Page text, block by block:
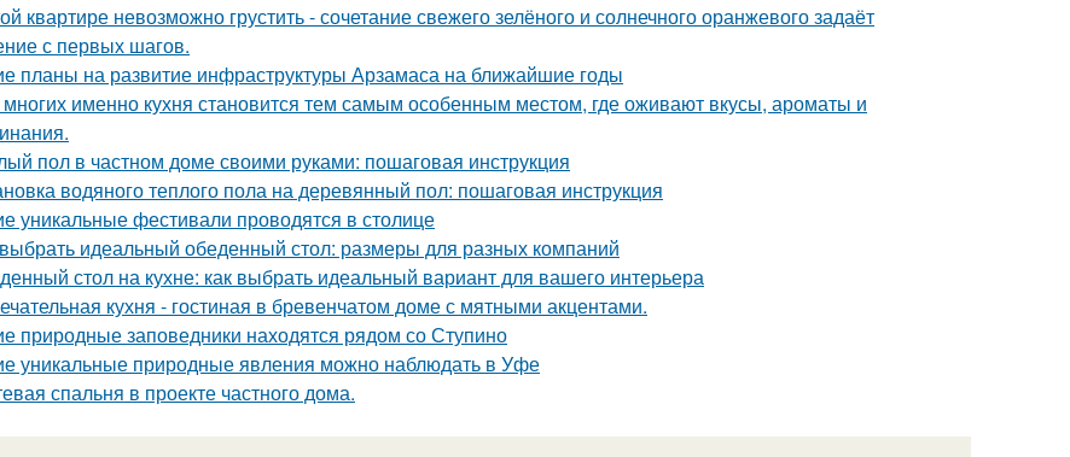
квартире невозможно грустить - сочетание свежего зелёного и солнечного оранжевого задаёт
с первых шагов.
планы на развитие инфраструктуры Арзамаса на ближайшие годы
именно кухня становится тем самым особенным местом, где оживают вкусы, ароматы и
пол в частном доме своими руками: пошаговая инструкция
водяного теплого пола на деревянный пол: пошаговая инструкция
уникальные фестивали проводятся в столице
идеальный обеденный стол: размеры для разных компаний
стол на кухне: как выбрать идеальный вариант для вашего интерьера
кухня - гостиная в бревенчатом доме с мятными акцентами.
природные заповедники находятся рядом со Ступино
уникальные природные явления можно наблюдать в Уфе
спальня в проекте частного дома.